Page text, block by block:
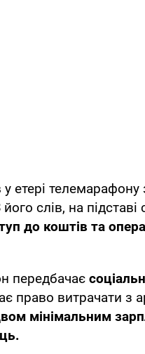
етері телемарафону
слів, на
до коштів та
передбачає
право витрачати з
мінімальним